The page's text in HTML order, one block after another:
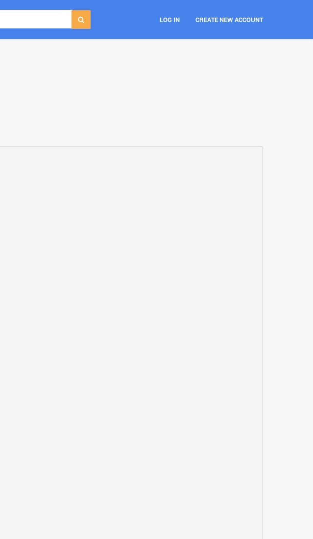
LOG IN CREATE NEW ACCOUNT